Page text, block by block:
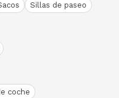
Sillas de paseo
coche